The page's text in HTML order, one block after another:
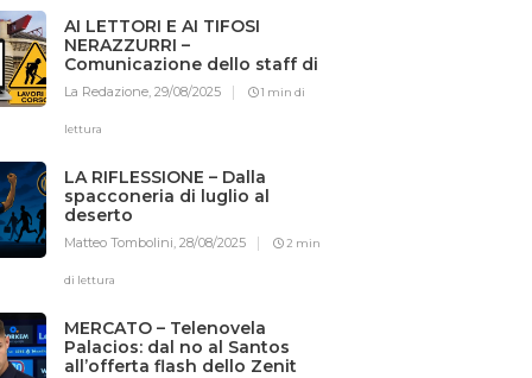
AI LETTORI E AI TIFOSI
NERAZZURRI –
Comunicazione dello staff di
Iotifointer.it
La Redazione, 29/08/2025 1 min di
lettura
LA RIFLESSIONE – Dalla
spacconeria di luglio al
deserto
Matteo Tombolini, 28/08/2025 2 min
di lettura
MERCATO – Telenovela
Palacios: dal no al Santos
all’offerta flash dello Zenit